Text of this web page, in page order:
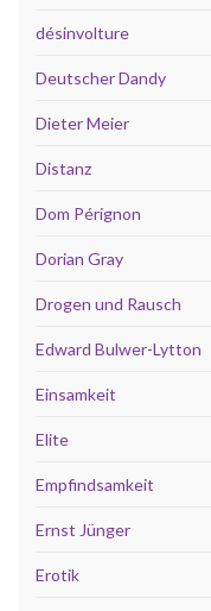
désinvolture
Deutscher Dandy
Dieter Meier
Distanz
Dom Pérignon
Dorian Gray
Drogen und Rausch
Edward Bulwer-Lytton
Einsamkeit
Elite
Empfindsamkeit
Ernst Jünger
Erotik